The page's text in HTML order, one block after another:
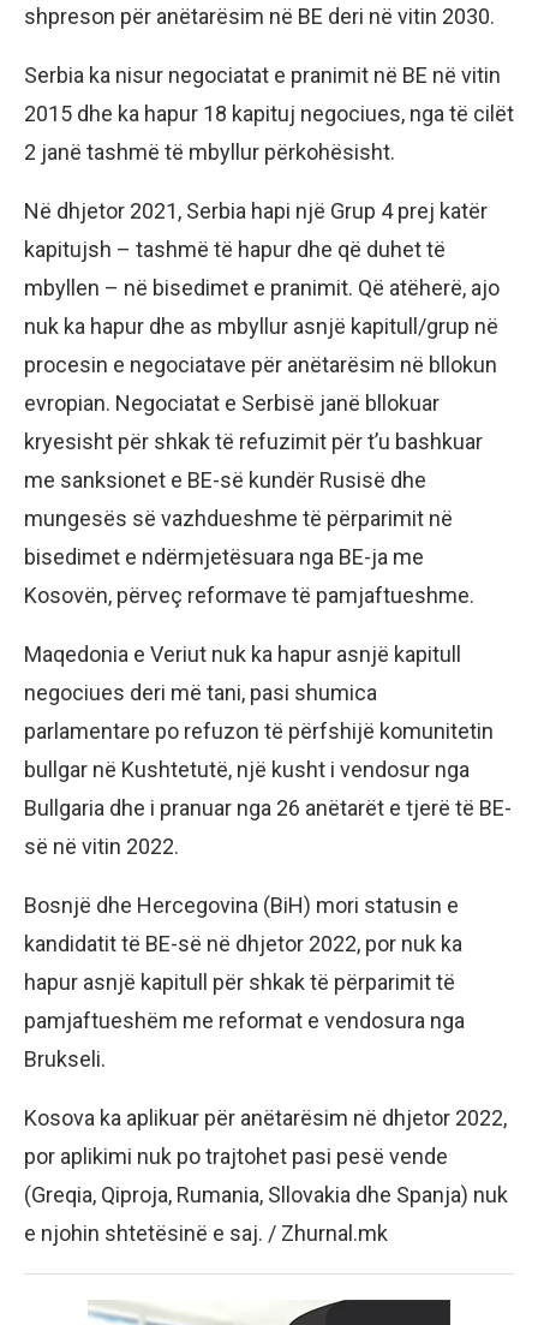
shpreson për anëtarësim në BE deri në vitin 2030.
Serbia ka nisur negociatat e pranimit në BE në vitin
2015 dhe ka hapur 18 kapituj negociues, nga të cilët
2 janë tashmë të mbyllur përkohësisht.
Në dhjetor 2021, Serbia hapi një Grup 4 prej katër
kapitujsh – tashmë të hapur dhe që duhet të
mbyllen – në bisedimet e pranimit. Që atëherë, ajo
nuk ka hapur dhe as mbyllur asnjë kapitull/grup në
procesin e negociatave për anëtarësim në bllokun
evropian. Negociatat e Serbisë janë bllokuar
kryesisht për shkak të refuzimit për t’u bashkuar
me sanksionet e BE-së kundër Rusisë dhe
mungesës së vazhdueshme të përparimit në
bisedimet e ndërmjetësuara nga BE-ja me
Kosovën, përveç reformave të pamjaftueshme.
Maqedonia e Veriut nuk ka hapur asnjë kapitull
negociues deri më tani, pasi shumica
parlamentare po refuzon të përfshijë komunitetin
bullgar në Kushtetutë, një kusht i vendosur nga
Bullgaria dhe i pranuar nga 26 anëtarët e tjerë të BE-
së në vitin 2022.
Bosnjë dhe Hercegovina (BiH) mori statusin e
kandidatit të BE-së në dhjetor 2022, por nuk ka
hapur asnjë kapitull për shkak të përparimit të
pamjaftueshëm me reformat e vendosura nga
Brukseli.
Kosova ka aplikuar për anëtarësim në dhjetor 2022,
por aplikimi nuk po trajtohet pasi pesë vende
(Greqia, Qiproja, Rumania, Sllovakia dhe Spanja) nuk
e njohin shtetësinë e saj. / Zhurnal.mk